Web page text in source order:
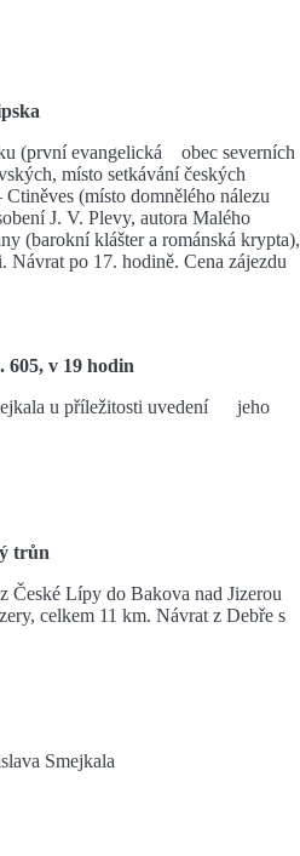
(první evangelická obec severních
místo setkávání českých
(místo domnělého nálezu
J. V. Plevy, autora Malého
(barokní klášter a románská krypta),
Návrat po 17. hodině. Cena zájezdu
605, v 19 hodin
u příležitosti uvedení jeho
trůn
České Lípy do Bakova nad Jizerou
celkem 11 km. Návrat z Debře s
Smejkala